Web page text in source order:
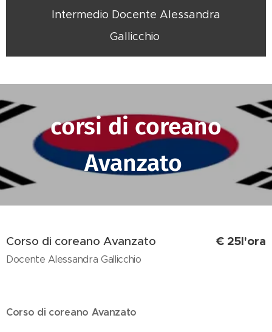
Intermedio Docente Alessandra
Gallicchio
corsi di coreano
Avanzato
Corso di coreano Avanzato
Docente Alessandra Gallicchio
€ 25l'ora
Corso di coreano Avanzato